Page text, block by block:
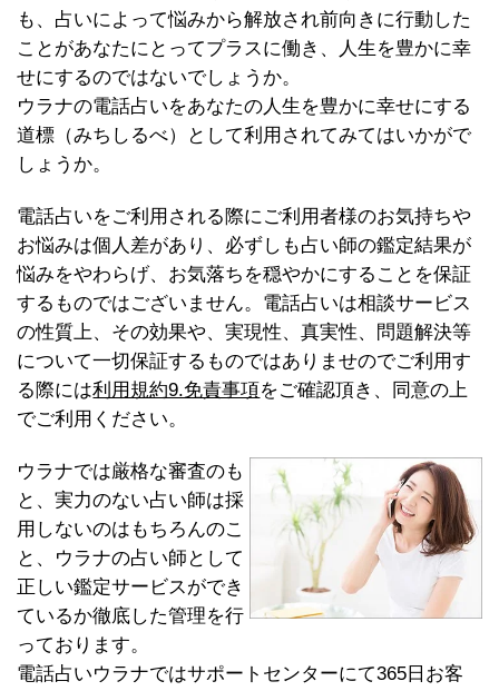
も、占いによって悩みから解放され前向きに行動した
ことがあなたにとってプラスに働き、人生を豊かに幸
せにするのではないでしょうか。
ウラナの電話占いをあなたの人生を豊かに幸せにする
道標（みちしるべ）として利用されてみてはいかがで
しょうか。
電話占いをご利用される際にご利用者様のお気持ちや
お悩みは個人差があり、必ずしも占い師の鑑定結果が
悩みをやわらげ、お気落ちを穏やかにすることを保証
するものではございません。電話占いは相談サービス
の性質上、その効果や、実現性、真実性、問題解決等
について一切保証するものではありませのでご利用す
る際には利用規約9.免責事項をご確認頂き、同意の上
でご利用ください。
ウラナでは厳格な審査のも
と、実力のない占い師は採
用しないのはもちろんのこ
と、ウラナの占い師として
正しい鑑定サービスができ
ているか徹底した管理を行
っております。
電話占いウラナではサポートセンターにて365日お客